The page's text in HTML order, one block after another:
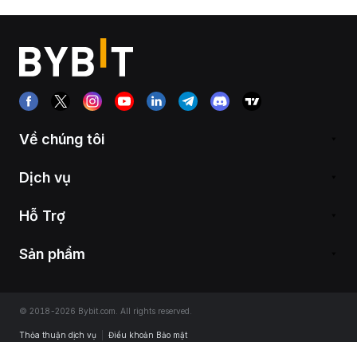
Về chúng tôi
Dịch vụ
Hỗ Trợ
Sản phẩm
© 2018-2026 Bybit.com. All rights reserved.
Thỏa thuận dịch vụ Điều khoản Bảo mật